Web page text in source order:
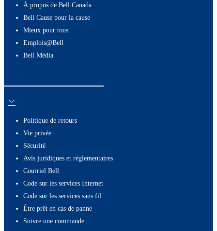
À propos de Bell Canada
Bell Cause pour la cause
Mieux pour tous
Emplois@Bell
Bell Média
Politique de retours
Vie privée
Sécurité
Avis juridiques et réglementaires
Courriel Bell
Code sur les services Internet
Code sur les services sans fil
Être prêt en cas de panne
Suivre une commande